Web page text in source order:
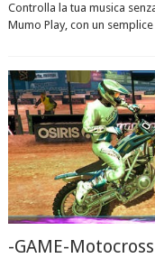
Controlla la tua musica
Mumo Play, con un
-GAME-